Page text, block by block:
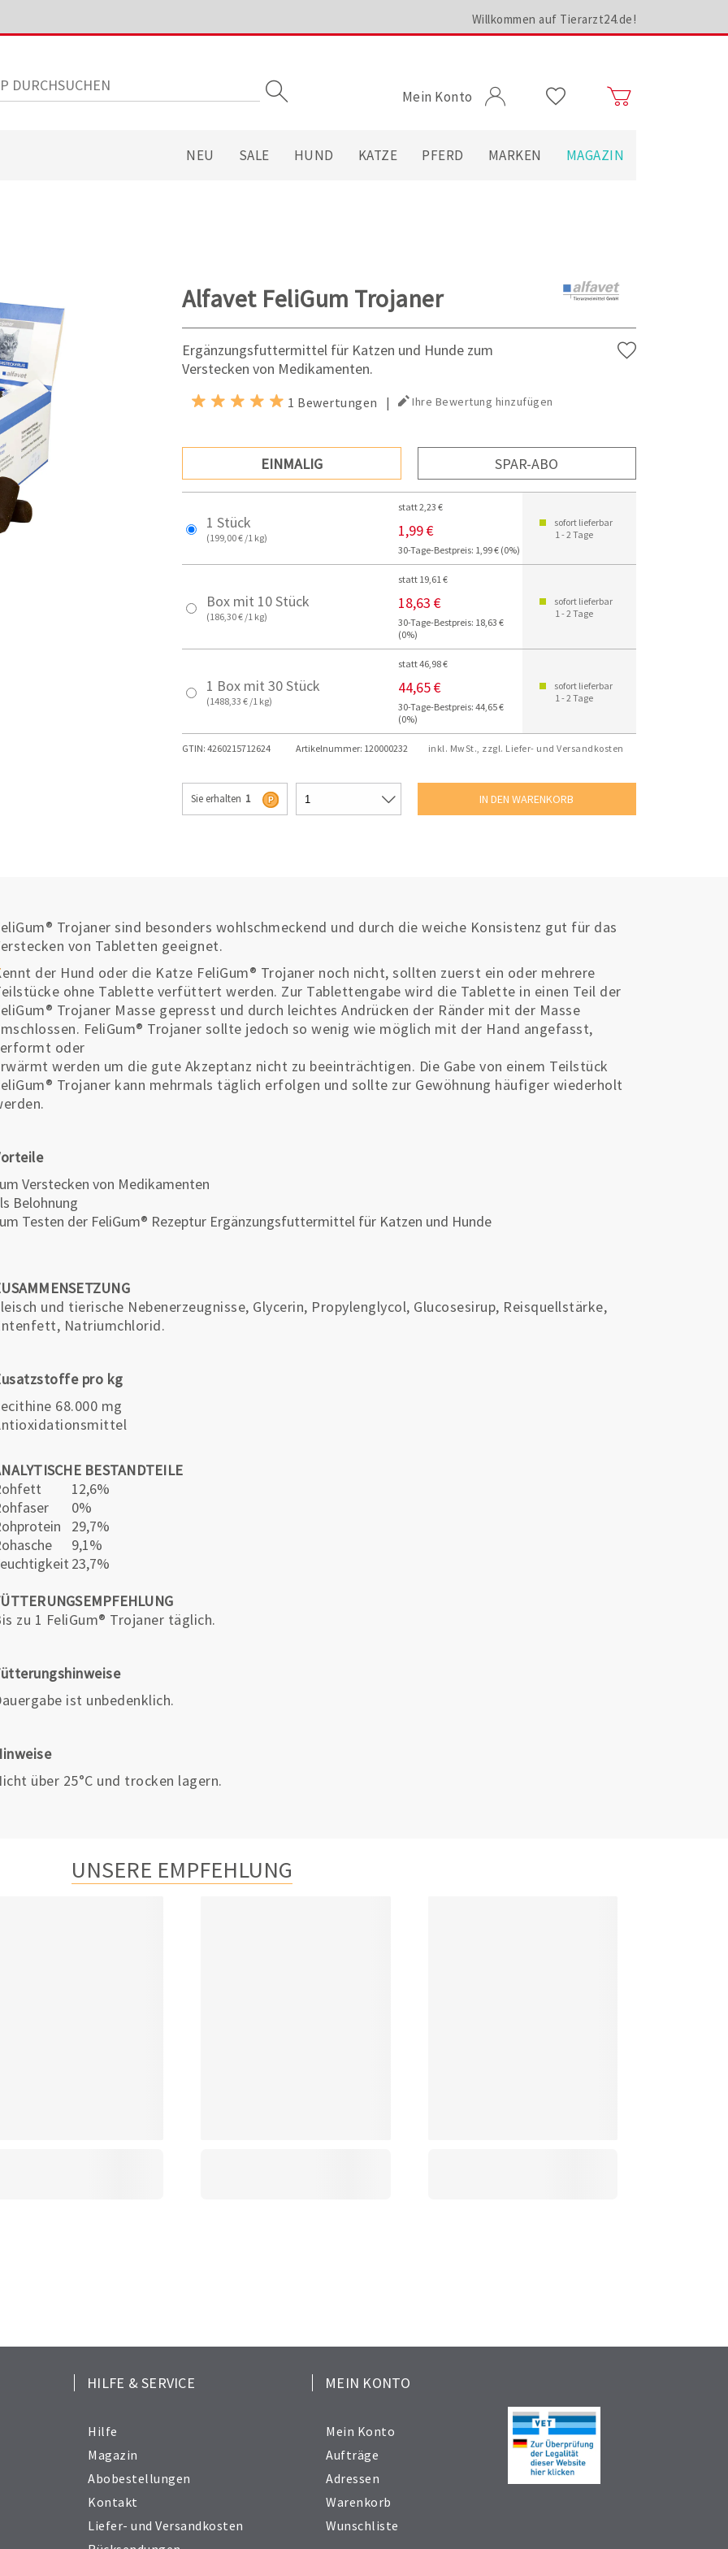
Willkommen auf Tierarzt24.de!
Mein Konto
NEU SALE HUND KATZE PFERD MARKEN MAGAZIN
Alfavet FeliGum Trojaner
Ergänzungsfuttermittel für Katzen und Hunde zum
Verstecken von Medikamenten.
1 Bewertungen | Ihre Bewertung hinzufügen
EINMALIG SPAR-ABO
1 Stück
(199,00 € /1 kg)
statt 2,23 €
1,99 €
30-Tage-Bestpreis: 1,99 € (0%)
sofort lieferbar
1 - 2 Tage
Box mit 10 Stück
(186,30 € /1 kg)
statt 19,61 €
18,63 €
30-Tage-Bestpreis: 18,63 €
(0%)
sofort lieferbar
1 - 2 Tage
1 Box mit 30 Stück
(1488,33 € /1 kg)
statt 46,98 €
44,65 €
30-Tage-Bestpreis: 44,65 €
(0%)
sofort lieferbar
1 - 2 Tage
GTIN: 4260215712624 Artikelnummer: 120000232 inkl. MwSt., zzgl. Liefer- und Versandkosten
Sie erhalten 1
Trojaner sind besonders wohlschmeckend und durch die weiche Konsistenz gut für das
von Tabletten geeignet.
der Hund oder die Katze FeliGum® Trojaner noch nicht, sollten zuerst ein oder mehrere
ohne Tablette verfüttert werden. Zur Tablettengabe wird die Tablette in einen Teil der
Trojaner Masse gepresst und durch leichtes Andrücken der Ränder mit der Masse
FeliGum® Trojaner sollte jedoch so wenig wie möglich mit der Hand angefasst,
oder
werden um die gute Akzeptanz nicht zu beeinträchtigen. Die Gabe von einem Teilstück
Trojaner kann mehrmals täglich erfolgen und sollte zur Gewöhnung häufiger wiederholt
Verstecken von Medikamenten
Belohnung
Testen der FeliGum® Rezeptur Ergänzungsfuttermittel für Katzen und Hunde
und tierische Nebenerzeugnisse, Glycerin, Propylenglycol, Glucosesirup, Reisquellstärke,
Natriumchlorid.
pro kg
68.000 mg
BESTANDTEILE
12,6%
0%
29,7%
9,1%
23,7%
zu 1 FeliGum® Trojaner täglich.
ist unbedenklich.
über 25°C und trocken lagern.
UNSERE EMPFEHLUNG
HILFE & SERVICE
Hilfe
Magazin
Abobestellungen
Kontakt
Liefer- und Versandkosten
MEIN KONTO
Mein Konto
Aufträge
Adressen
Warenkorb
Wunschliste